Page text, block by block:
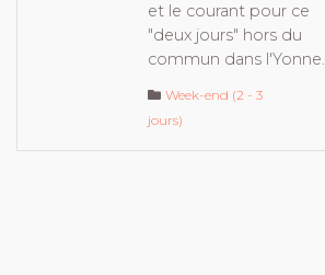
et le courant pour ce
"deux jours" hors du
commun dans l'Yonne.
Week-end (2 - 3
jours)